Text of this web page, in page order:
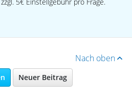
Nach oben
Neuer Beitrag